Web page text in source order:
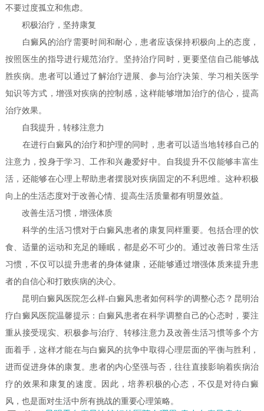
不要过度孤立和焦虑。
积极治疗，坚持康复
白癜风的治疗需要时间和耐心，患者应该保持积极向上的态度，
按照医生的指导进行规范治疗。坚持治疗同时，更要坚信自己能够战
胜疾病。患者可以通过了解治疗进展、参与治疗决策、学习相关医学
知识等方式，增强对疾病的控制感，这样能够增加治疗的信心，提高
治疗效果。
自我提升，转移注意力
在进行白癜风的治疗和护理的同时，患者可以适当地转移自己的
注意力，投身于学习、工作和兴趣爱好中。自我提升不仅能够丰富生
活，还能够在心理上帮助患者摆脱对疾病固定的不利思维。这种积极
向上的生活态度对于改善心情、提高生活质量都有明显效益。
改善生活习惯，增强体质
科学的生活习惯对于白癜风患者的康复同样重要。包括合理的饮
食、适量的运动和充足的睡眠，都是必不可少的。通过改善日常生活
习惯，不仅可以提升患者的身体健康，还能够通过增强体质来提升患
者的自信心和打败疾病的决心。
昆明白癜风医院怎么样-白癜风患者如何科学的调整心态？昆明治
疗白癜风医院温馨提示：白癜风患者在科学调整自己的心态时，要注
重从接受现实、积极参与治疗、转移注意力及改善生活习惯等多个方
面着手，这样才能在与白癜风的抗争中取得心理层面的平衡与胜利，
进而促进身体的康复。患者的内心坚强与否，往往直接影响着疾病治
疗的效果和康复的速度。因此，培养积极的心态，不仅是对待白癜
风，也是面对生活中所有挑战的重要心理策略。